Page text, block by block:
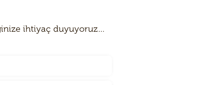
ihtiyaç duyuyoruz…